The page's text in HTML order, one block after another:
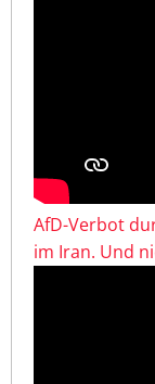
AfD-Verbot
im Iran. Und